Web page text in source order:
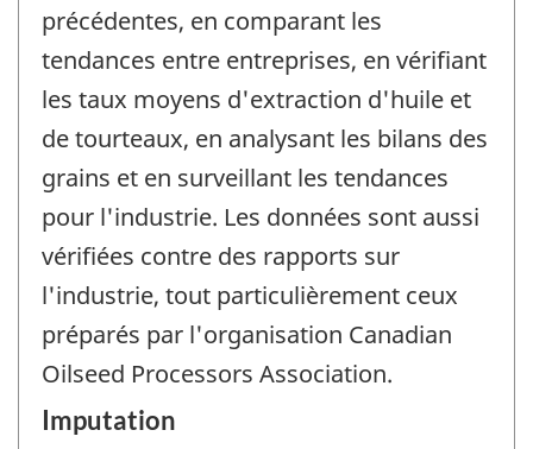
précédentes, en comparant les
tendances entre entreprises, en vérifiant
les taux moyens d'extraction d'huile et
de tourteaux, en analysant les bilans des
grains et en surveillant les tendances
pour l'industrie. Les données sont aussi
vérifiées contre des rapports sur
l'industrie, tout particulièrement ceux
préparés par l'organisation Canadian
Oilseed Processors Association.
Imputation